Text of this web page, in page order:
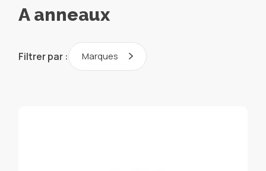
A anneaux
Filtrer par : Marques